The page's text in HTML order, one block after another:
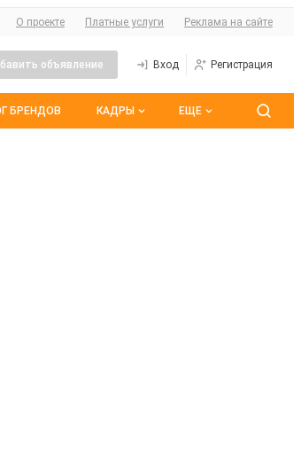
О сайте
О проекте Платные услуги Реклама на сайте
объявление Вход Регистрация
БРЕНДОВ КАДРЫ ЕЩЕ